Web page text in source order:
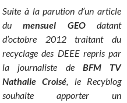
Suite à la parution d’un article
dumensuel GEOdatant
d’octobre 2012 traitant du
recyclage des DEEE repris par
la journaliste de BFM TV
Nathalie Croisé, le Recyblog
souhaite apporter un